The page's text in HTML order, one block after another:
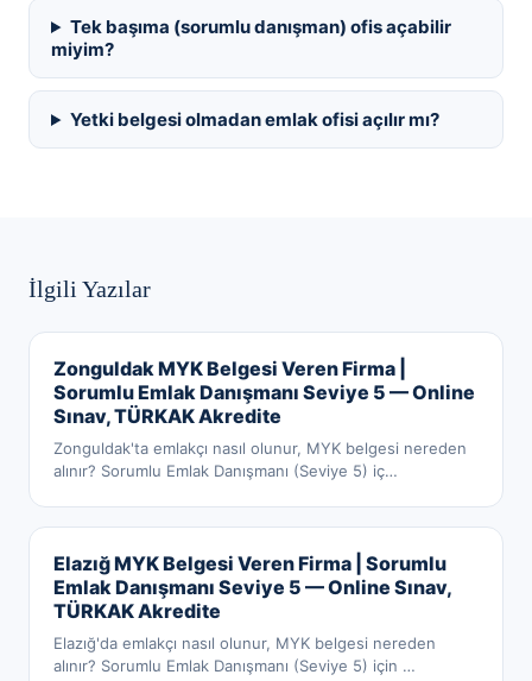
Tek başıma (sorumlu danışman) ofis açabilir
miyim?
Yetki belgesi olmadan emlak ofisi açılır mı?
İlgili Yazılar
Zonguldak MYK Belgesi Veren Firma |
Sorumlu Emlak Danışmanı Seviye 5 — Online
Sınav, TÜRKAK Akredite
Zonguldak'ta emlakçı nasıl olunur, MYK belgesi nereden
alınır? Sorumlu Emlak Danışmanı (Seviye 5) iç…
Elazığ MYK Belgesi Veren Firma | Sorumlu
Emlak Danışmanı Seviye 5 — Online Sınav,
TÜRKAK Akredite
Elazığ'da emlakçı nasıl olunur, MYK belgesi nereden
alınır? Sorumlu Emlak Danışmanı (Seviye 5) için …